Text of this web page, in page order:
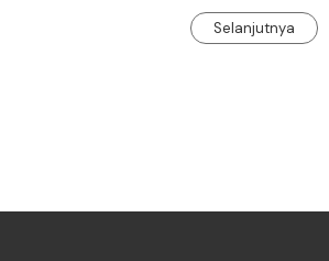
Selanjutnya